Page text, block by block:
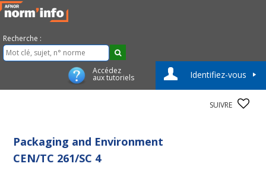
Recherche :
Accédez
aux tutoriels Identifiez-vous
SUIVRE
Packaging and Environment
CEN/TC 261/SC 4